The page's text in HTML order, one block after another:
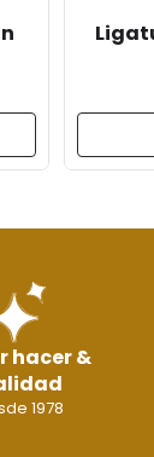
hacer &
1978